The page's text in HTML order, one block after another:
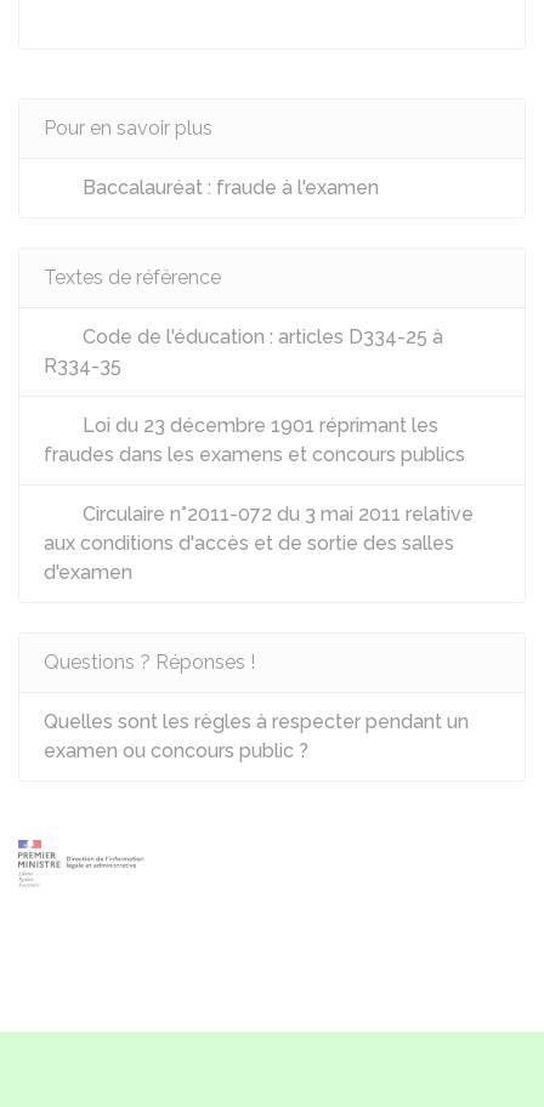
Pour en savoir plus
Baccalauréat : fraude à l'examen
Textes de référence
Code de l'éducation : articles D334-25 à
R334-35
Loi du 23 décembre 1901 réprimant les
fraudes dans les examens et concours publics
Circulaire n°2011-072 du 3 mai 2011 relative
aux conditions d'accès et de sortie des salles
d'examen
Questions ? Réponses !
Quelles sont les règles à respecter pendant un
examen ou concours public ?